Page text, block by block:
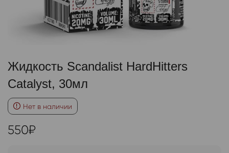
Жидкость Scandalist HardHitters
Catalyst, 30мл
Нет в наличии
550₽